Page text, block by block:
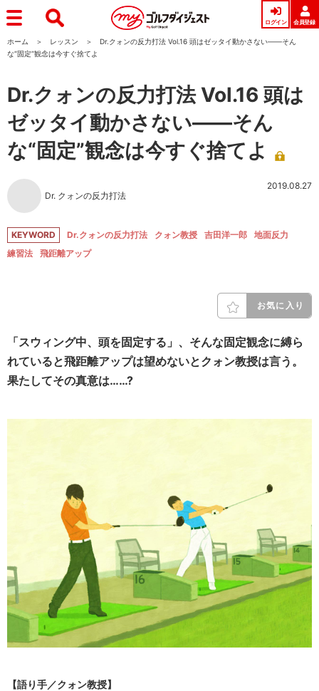
ログイン 会員登録
ホーム レッスン
Dr.クォンの反力打法 Vol.16 頭はゼッタイ動かさない――そん
な“固定”観念は今すぐ捨てよ
Dr.クォンの反力打法 Vol.16 頭は
ゼッタイ動かさない――そん
な“固定”観念は今すぐ捨てよ
Dr. クォンの反力打法
2019.08.27
KEYWORD Dr.クォンの反力打法 クォン教授 吉田洋一郎
地面反力
練習法
飛距離アップ
お気に入り
「スウィング中、頭を固定する」、そんな固定観念に縛ら
れていると飛距離アップは望めないとクォン教授は言う。
果たしてその真意は……?
【語り手／クォン教授】